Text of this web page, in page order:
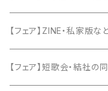
【フェア】ZINE・私家版
【フェア】短歌会・結社